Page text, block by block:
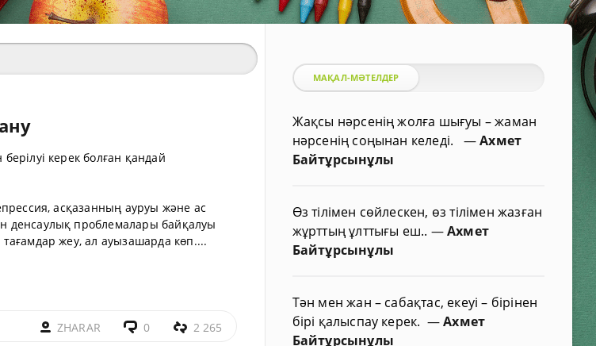
керек болған қандай
асқазанның ауруы және ас
денсаулық проблемалары байқалуы
жеу, ал ауызашарда көп....
ZHARAR 0 2 265
МАҚАЛ-МӘТЕЛДЕР
Жақсы нәрсенің жолға шығуы – жаман
нәрсенің соңынан келеді. —Ахмет
Байтұрсынұлы
Өз тілімен сөйлескен, өз тілімен жазған
жұрттың ұлттығы еш.. —Ахмет
Байтұрсынұлы
Тән мен жан – сабақтас, екеуі – бірінен
бірі қалыспау керек. —Ахмет
Байтұрсынұлы